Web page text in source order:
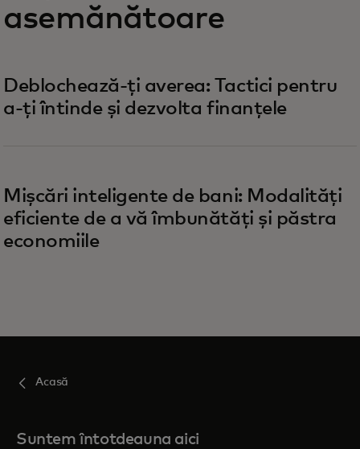
asemănătoare
Deblochează-ți averea: Tactici pentru
a-ți întinde și dezvolta finanțele
Mișcări inteligente de bani: Modalități
eficiente de a vă îmbunătăți și păstra
economiile
Acasă
Suntem întotdeauna aici